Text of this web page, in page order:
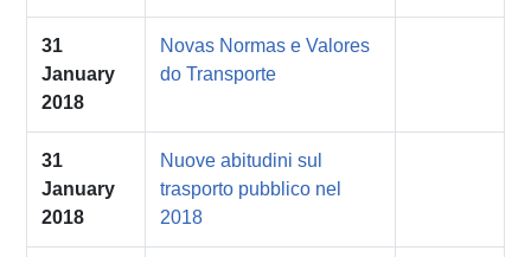
31
January
2018
Novas Normas e Valores
do Transporte
31
January
2018
Nuove abitudini sul
trasporto pubblico nel
2018